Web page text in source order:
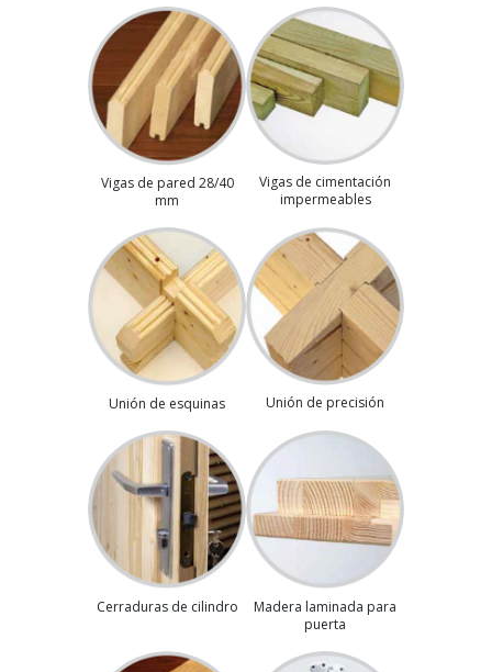
Vigas de pared 28/40
mm
Vigas de cimentación
impermeables
Unión de esquinas Unión de precisión
Cerraduras de cilindro
Madera laminada para
puerta